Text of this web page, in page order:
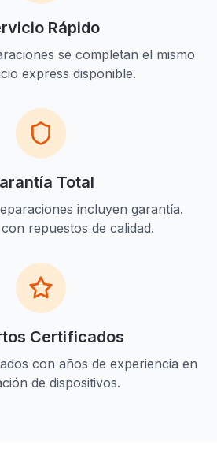
Rápido
se completan el mismo
express disponible.
Total
incluyen garantía.
repuestos de calidad.
Certificados
con años de experiencia en
de dispositivos.